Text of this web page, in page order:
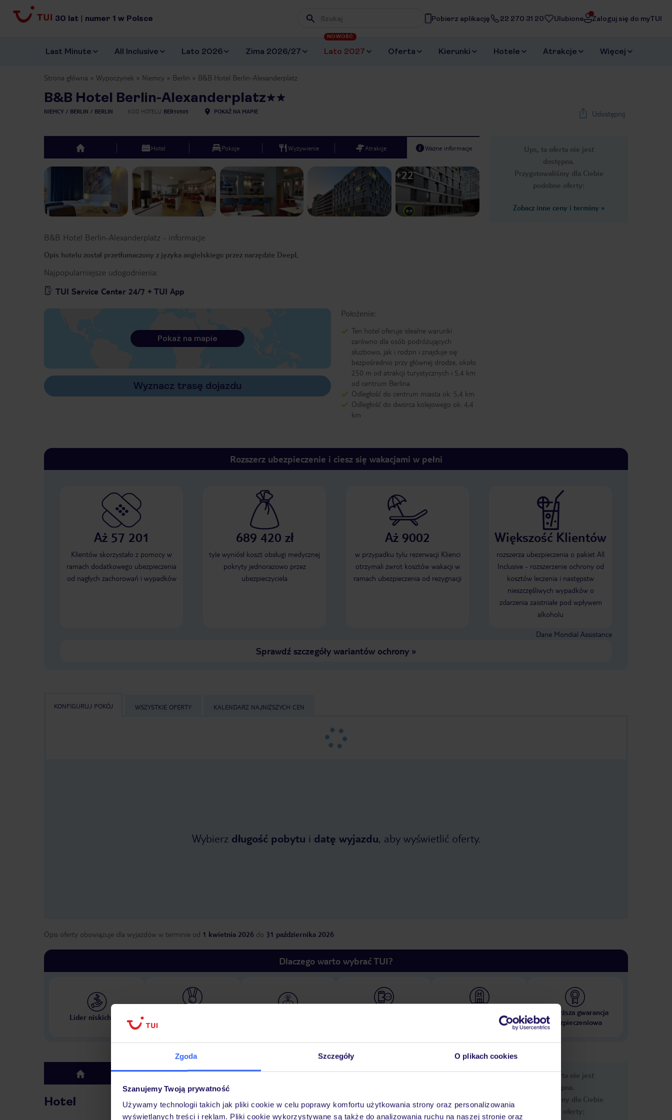
Zgoda Szczegóły O plikach cookies
Szanujemy Twoją prywatność
Używamy technologii takich jak pliki cookie w celu poprawy komfortu użytkowania strony oraz personalizowania
wyświetlanych treści i reklam. Pliki cookie wykorzystywane są także do analizowania ruchu na naszej stronie oraz
30 lat | numer 1 w Polsce Wpisz frazę, której szukasz
Pobierz aplikację 22 270 31 20 Ulubione Zaloguj się do myTUI
Last Minute All Inclusive Lato 2026 Zima 2026/27 Lato 2027
NOWOŚĆ
Oferta Kierunki Hotele Atrakcje Więcej
Strona główna Wypoczynek Niemcy Berlin B&B Hotel Berlin-Alexanderplatz
B&B Hotel Berlin-Alexanderplatz
NIEMCY BERLIN BERLIN KOD HOTELU BER10505 POKAŻ NA MAPIE Udostępnij
Ups, ta oferta nie jest
dostępna.
Przygotowaliśmy dla Ciebie
podobne oferty:
Zobacz inne ceny i terminy »
top Hotel Pokoje Wyżywienie Atrakcje Ważne informacje
Previous slide Next slide
1 /28
+22
B&B Hotel Berlin-Alexanderplatz - informacje
Opis hotelu został przetłumaczony z języka angielskiego przez narzędzie DeepL
Najpopularniejsze udogodnienia:
TUI Service Center 24/7 + TUI App
Położenie:
Ten hotel oferuje idealne warunki
zarówno dla osób podróżujących
służbowo, jak i rodzin i znajduje się
bezpośrednio przy głównej drodze, około
250 m od atrakcji turystycznych i 5,4 km
od centrum Berlina.
Odległość do centrum miasta ok. 5,4 km
Odległość do dworca kolejowego ok. 4,4
km
Pokaż na mapie
Wyznacz trasę dojazdu
Rozszerz ubezpieczenie i ciesz się wakacjami w pełni
Aż 57 201
Klientów skorzystało z pomocy w
ramach dodatkowego ubezpieczenia
od nagłych zachorowań i wypadków
689 420 zł
tyle wyniósł koszt obsługi medycznej
pokryty jednorazowo przez
ubezpieczyciela
Aż 9002
w przypadku tylu rezerwacji Klienci
otrzymali zwrot kosztów wakacji w
ramach ubezpieczenia od rezygnacji
Większość Klientów
rozszerza ubezpieczenia o pakiet All
Inclusive - rozszerzenie ochrony od
kosztów leczenia i następstw
nieszczęśliwych wypadków o
zdarzenia zaistniałe pod wpływem
alkoholu
Dane Mondial Assistance
Sprawdź szczegóły wariantów ochrony»
KONFIGURUJ POKÓJ WSZYSTKIE OFERTY KALENDARZ NAJNIŻSZYCH CEN
Wybierz długość pobytu i datę wyjazdu, aby wyświetlić oferty.
Opis oferty obowiązuje dla wyjazdów w terminie od 1 kwietnia 2026 do 31 października 2026
Dlaczego warto wybrać TUI?
Lider niskich cen
Najwyższa gwarancja
ubezpieczeniowa
top Hotel Pokoje Wyżywienie Atrakcje Ważne informacje
Hotel
Ups, ta oferta nie jest
dostępna.
Przygotowaliśmy dla Ciebie
podobne oferty: